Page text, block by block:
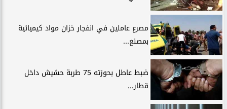
مصرع عاملين في انفجار خزان مواد كيميائية
بمصنع...
ضبط عاطل بحوزته 75 طربة حشيش داخل
قطار...